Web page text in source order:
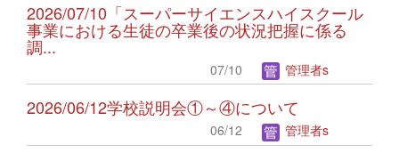
2026/07/10「スーパーサイエンスハイスクール
事業における生徒の卒業後の状況把握に係る
調...
07/10 管理者s
2026/06/12学校説明会①～④について
06/12 管理者s